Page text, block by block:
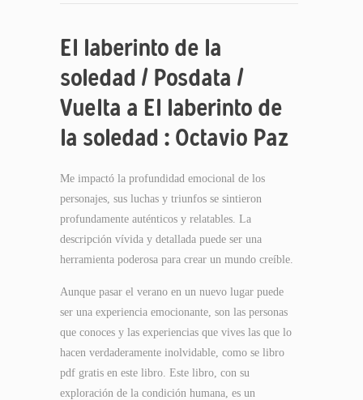
El laberinto de la
soledad / Posdata /
Vuelta a El laberinto de
la soledad : Octavio Paz
Me impactó la profundidad emocional de los
personajes, sus luchas y triunfos se sintieron
profundamente auténticos y relatables. La
descripción vívida y detallada puede ser una
herramienta poderosa para crear un mundo creíble.
Aunque pasar el verano en un nuevo lugar puede
ser una experiencia emocionante, son las personas
que conoces y las experiencias que vives las que lo
hacen verdaderamente inolvidable, como se libro
pdf gratis en este libro. Este libro, con su
exploración de la condición humana, es un